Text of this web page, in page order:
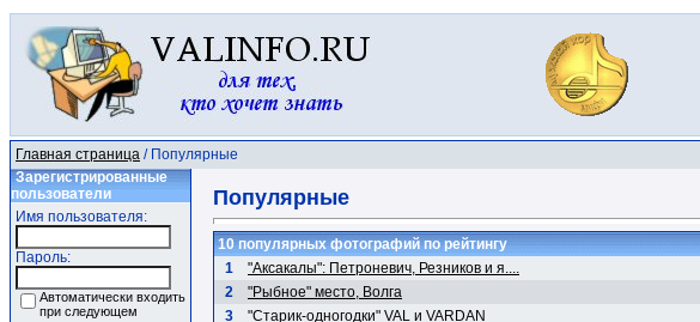
Главная страница / Популярные
Зарегистрированные
пользователи
Имя пользователя:
Пароль:
Автоматически входить
при следующем
Популярные
10 популярных фотографий по рейтингу
1
"Аксакалы": Петроневич, Резников и я....
2
"Рыбное" место, Волга
3
"Старик-одногодки" VAL и VARDAN